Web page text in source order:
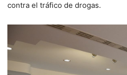
contra el tráfico de drogas.